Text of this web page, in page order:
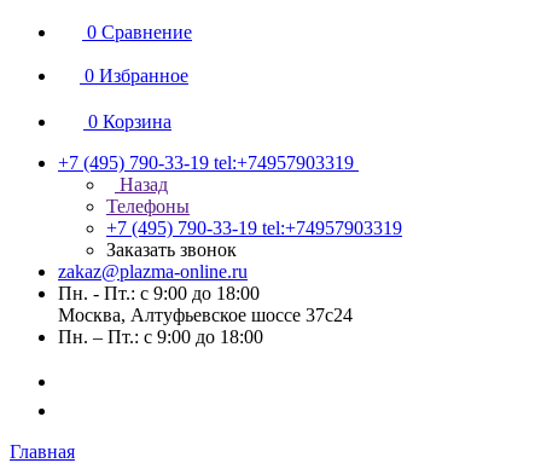
0 Сравнение
0 Избранное
0 Корзина
+7 (495) 790-33-19 tel:+74957903319
Назад
Телефоны
+7 (495) 790-33-19 tel:+74957903319
Заказать звонок
zakaz@plazma-online.ru
Пн. - Пт.: с 9:00 до 18:00
Москва, Алтуфьевское шоссе 37с24
Пн. – Пт.: с 9:00 до 18:00
Главная